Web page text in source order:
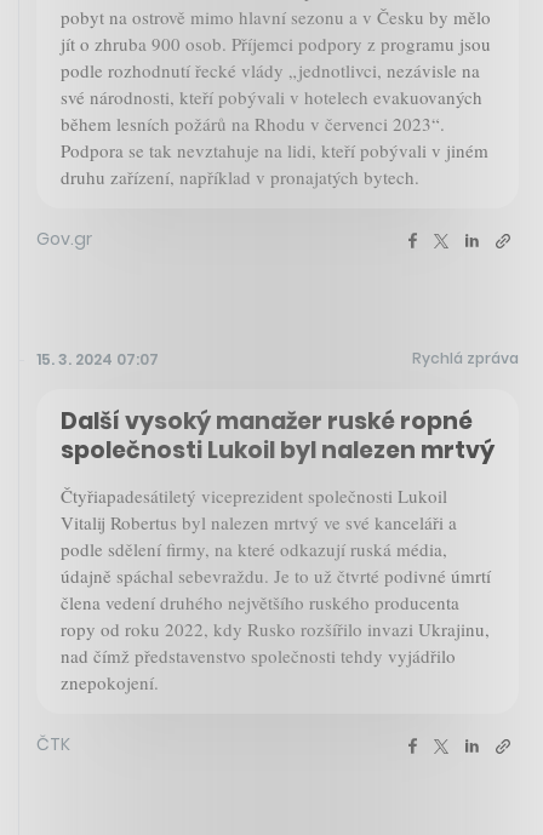
pobyt na ostrově mimo hlavní sezonu a v Česku by mělo
jít o zhruba 900 osob. Příjemci podpory z programu jsou
podle rozhodnutí řecké vlády „jednotlivci, nezávisle na
své národnosti, kteří pobývali v hotelech evakuovaných
během lesních požárů na Rhodu v červenci 2023“.
Podpora se tak nevztahuje na lidi, kteří pobývali v jiném
druhu zařízení, například v pronajatých bytech.
Gov.gr
15. 3. 2024 07:07 Rychlá zpráva
Další vysoký manažer ruské ropné
společnosti Lukoil byl nalezen mrtvý
Čtyřiapadesátiletý viceprezident společnosti Lukoil
Vitalij Robertus byl nalezen mrtvý ve své kanceláři a
podle sdělení firmy, na které odkazují ruská média,
údajně spáchal sebevraždu. Je to už čtvrté podivné úmrtí
člena vedení druhého největšího ruského producenta
ropy od roku 2022, kdy Rusko rozšířilo invazi Ukrajinu,
nad čímž představenstvo společnosti tehdy vyjádřilo
znepokojení.
ČTK